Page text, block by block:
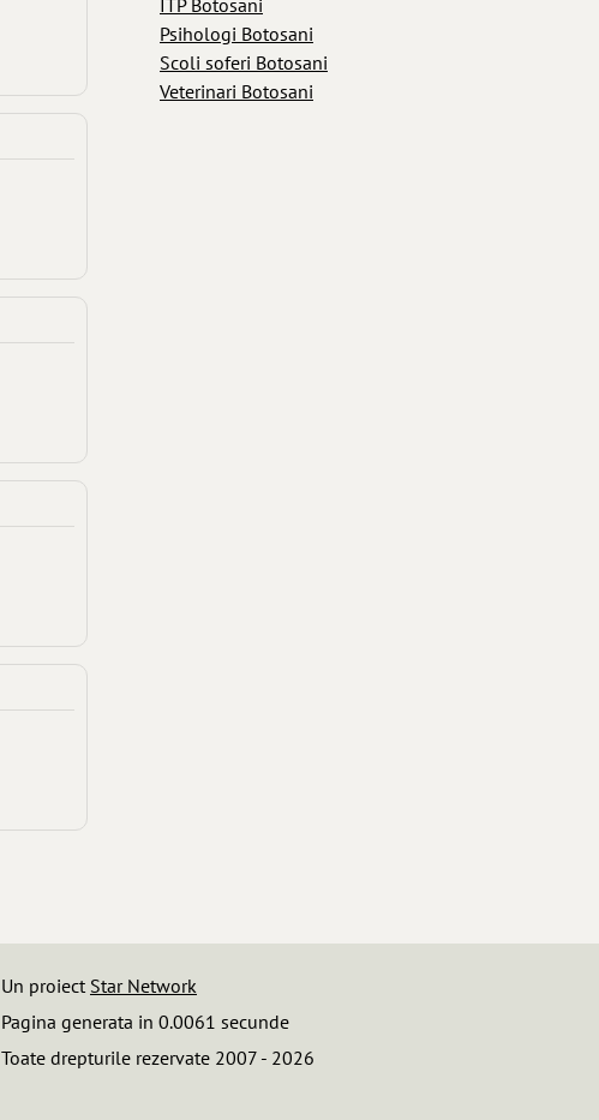
Psihologi Botosani
Scoli soferi Botosani
Veterinari Botosani
Un proiect Star Network
Pagina generata in 0.0061 secunde
Toate drepturile rezervate 2007 - 2026